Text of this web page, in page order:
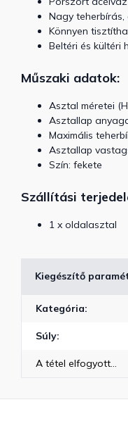
Nagy teherbírás,
Könnyen
Beltéri és kültéri
Műszaki adatok:
Asztal méretei
Asztallap
Maximális
Asztallap
Szín: fekete
Szállítási
1 x oldalasztal
Kiegészítő
Kategória:
Súly:
A tétel elfogyott…